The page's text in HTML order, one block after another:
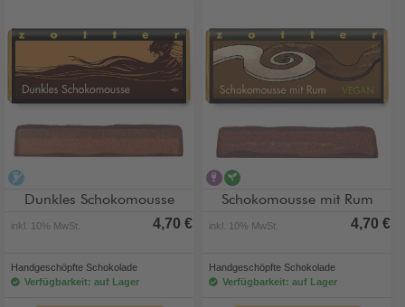
Dunkles Schokomousse
inkl. 10% MwSt. 4,70 €
Handgeschöpfte Schokolade
Verfügbarkeit: auf Lager
alkoholhaltig
Schokomousse mit Rum
inkl. 10% MwSt. 4,70 €
Handgeschöpfte Schokolade
Verfügbarkeit: auf Lager